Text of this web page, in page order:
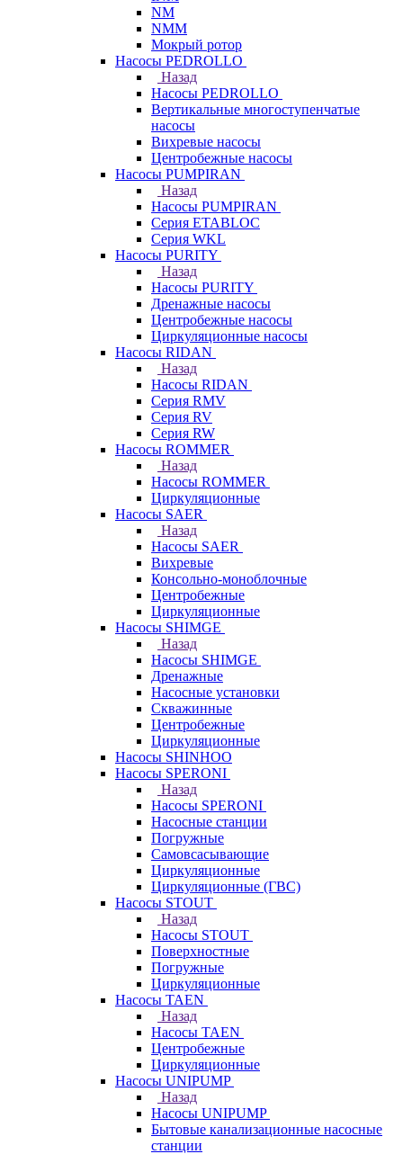
NM
NMM
Мокрый ротор
Насосы PEDROLLO
Назад
Насосы PEDROLLO
Вертикальные многоступенчатые
насосы
Вихревые насосы
Центробежные насосы
Насосы PUMPIRAN
Назад
Насосы PUMPIRAN
Серия ETABLOC
Серия WKL
Насосы PURITY
Назад
Насосы PURITY
Дренажные насосы
Центробежные насосы
Циркуляционные насосы
Насосы RIDAN
Назад
Насосы RIDAN
Серия RMV
Серия RV
Серия RW
Насосы ROMMER
Назад
Насосы ROMMER
Циркуляционные
Насосы SAER
Назад
Насосы SAER
Вихревые
Консольно-моноблочные
Центробежные
Циркуляционные
Насосы SHIMGE
Назад
Насосы SHIMGE
Дренажные
Насосные установки
Скважинные
Центробежные
Циркуляционные
Насосы SHINHOO
Насосы SPERONI
Назад
Насосы SPERONI
Насосные станции
Погружные
Самовсасывающие
Циркуляционные
Циркуляционные (ГВС)
Насосы STOUT
Назад
Насосы STOUT
Поверхностные
Погружные
Циркуляционные
Насосы TAEN
Назад
Насосы TAEN
Центробежные
Циркуляционные
Насосы UNIPUMP
Назад
Насосы UNIPUMP
Бытовые канализационные насосные
станции